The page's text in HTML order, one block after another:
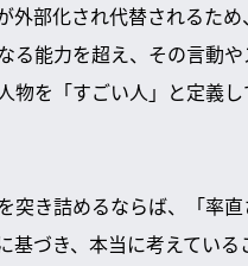
外部化され代替されるた
る能力を超え、その言動
を「すごい人」と定義し
突き詰めるならば、「率
基づき、本当に考えてい